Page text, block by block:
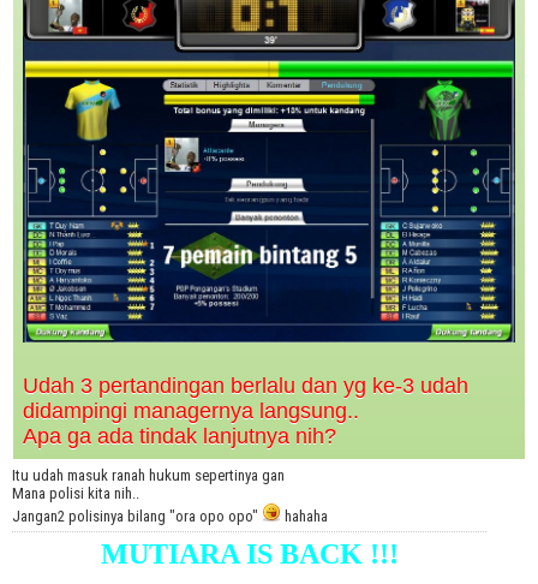
Udah 3 pertandingan berlalu dan yg ke-3 udah
didampingi managernya langsung..
Apa ga ada tindak lanjutnya nih?
Itu udah masuk ranah hukum sepertinya gan
Mana polisi kita nih..
Jangan2 polisinya bilang "ora opo opo"
hahaha
MUTIARA IS BACK !!!